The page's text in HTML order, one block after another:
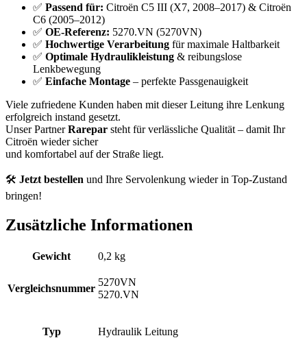
✅ Passend für: Citroën C5 III (X7, 2008–2017) & Citroën
C6 (2005–2012)
✅ OE-Referenz: 5270.VN (5270VN)
✅ Hochwertige Verarbeitung für maximale Haltbarkeit
✅ Optimale Hydraulikleistung & reibungslose
Lenkbewegung
✅ Einfache Montage – perfekte Passgenauigkeit
Viele zufriedene Kunden haben mit dieser Leitung ihre Lenkung
erfolgreich instand gesetzt.
Unser PartnerRarepar steht für verlässliche Qualität – damit Ihr
Citroën wieder sicher
und komfortabel auf der Straße liegt.
🛠️ Jetzt bestellen und Ihre Servolenkung wieder in Top-Zustand
bringen!
Zusätzliche Informationen
Gewicht 0,2 kg
Vergleichsnummer
5270VN
5270.VN
Typ Hydraulik Leitung